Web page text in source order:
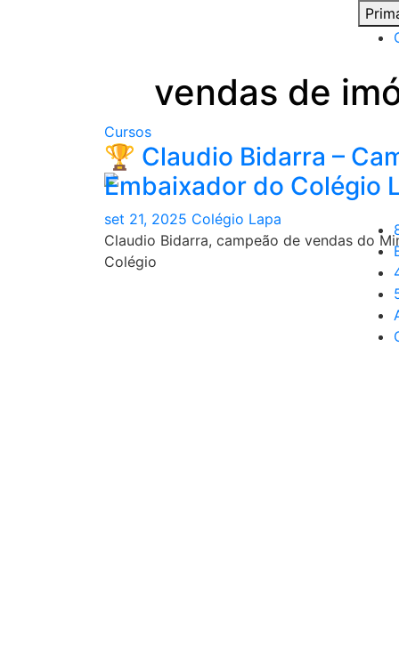
vendas de
Cursos
🏆 Claudio Bidarra –
Embaixador do Colégio
set 21, 2025 Colégio Lapa
Claudio Bidarra, campeão de vendas do
Colégio